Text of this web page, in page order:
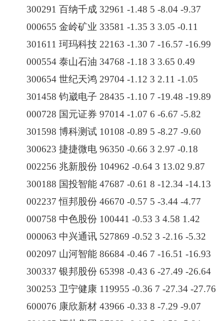
300291 百纳千成 32961 -1.48 5 -8.04 -9.37
000655 金岭矿业 33581 -1.35 3 3.05 -0.11
301611 珂玛科技 22163 -1.30 7 -16.57 -16.99
000554 泰山石油 34768 -1.18 3 3.65 0.49
300654 世纪天鸿 29704 -1.12 3 2.11 -1.05
301458 钧崴电子 28435 -1.10 7 -19.48 -19.89
000728 国元证券 97014 -1.07 6 -6.67 -5.82
301598 博科测试 10108 -0.89 5 -8.27 -9.60
300623 捷捷微电 96350 -0.66 3 2.97 -0.18
002256 兆新股份 104962 -0.64 3 13.02 9.87
300188 国投智能 47687 -0.61 8 -12.34 -14.13
002237 恒邦股份 46670 -0.57 5 -3.44 -4.77
000758 中色股份 100441 -0.53 3 4.58 1.42
000063 中兴通讯 527869 -0.52 3 -2.16 -5.32
002097 山河智能 86684 -0.46 7 -16.51 -16.93
300337 银邦股份 65398 -0.43 6 -27.49 -26.64
300253 卫宁健康 119955 -0.36 7 -27.34 -27.76
600076 康欣新材 43966 -0.33 8 -7.29 -9.07